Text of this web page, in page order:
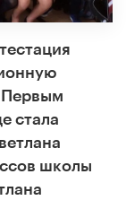
Первым
стала
школы